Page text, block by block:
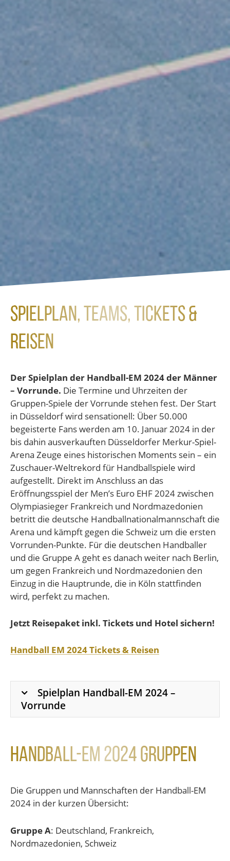
Spielplan, Teams, Tickets &
Reisen
Der Spielplan der Handball-EM 2024 der Männer
– Vorrunde. Die Termine und Uhrzeiten der
Gruppen-Spiele der Vorrunde stehen fest. Der Start
in Düsseldorf wird sensationell: Über 50.000
begeisterte Fans werden am 10. Januar 2024 in der
bis dahin ausverkauften Düsseldorfer Merkur-Spiel-
Arena Zeuge eines historischen Moments sein – ein
Zuschauer-Weltrekord für Handballspiele wird
aufgestellt. Direkt im Anschluss an das
Eröffnungsspiel der Men’s Euro EHF 2024 zwischen
Olympiasieger Frankreich und Nordmazedonien
betritt die deutsche Handballnationalmannschaft die
Arena und kämpft gegen die Schweiz um die ersten
Vorrunden-Punkte. Für die deutschen Handballer
und die Gruppe A geht es danach weiter nach Berlin,
um gegen Frankreich und Nordmazedonien den
Einzug in die Hauptrunde, die in Köln stattfinden
wird, perfekt zu machen.
Jetzt Reisepaket inkl. Tickets und Hotel sichern!
Handball EM 2024 Tickets & Reisen
Spielplan Handball-EM 2024 –
Vorrunde
Handball-EM 2024 Gruppen
Die Gruppen und Mannschaften der Handball-EM
2024 in der kurzen Übersicht:
Gruppe A: Deutschland, Frankreich,
Nordmazedonien, Schweiz